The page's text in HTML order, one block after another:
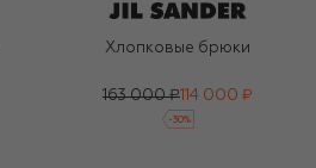
Хлопковые брюки
163 000 ₽ 114 000 ₽
-30%